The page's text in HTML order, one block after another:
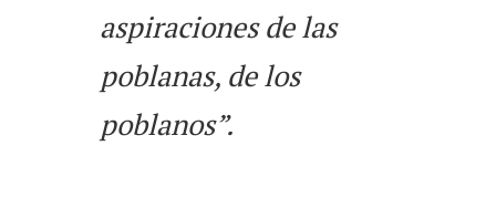
aspiraciones de las
poblanas, de los
poblanos”.